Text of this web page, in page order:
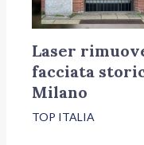
Laser
facciata
Milano
TOP ITALIA